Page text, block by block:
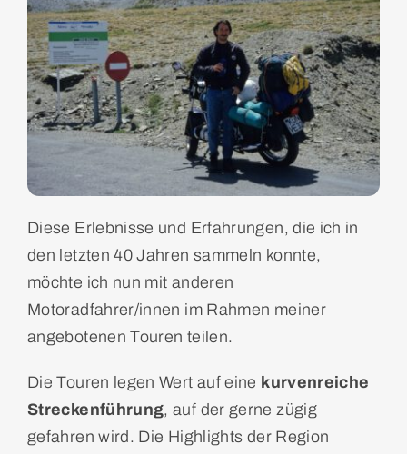
Diese Erlebnisse und Erfahrungen, die ich in
den letzten 40 Jahren sammeln konnte,
möchte ich nun mit anderen
Motoradfahrer/innen im Rahmen meiner
angebotenen Touren teilen.
Die Touren legen Wert auf eine kurvenreiche
Streckenführung, auf der gerne zügig
gefahren wird. Die Highlights der Region